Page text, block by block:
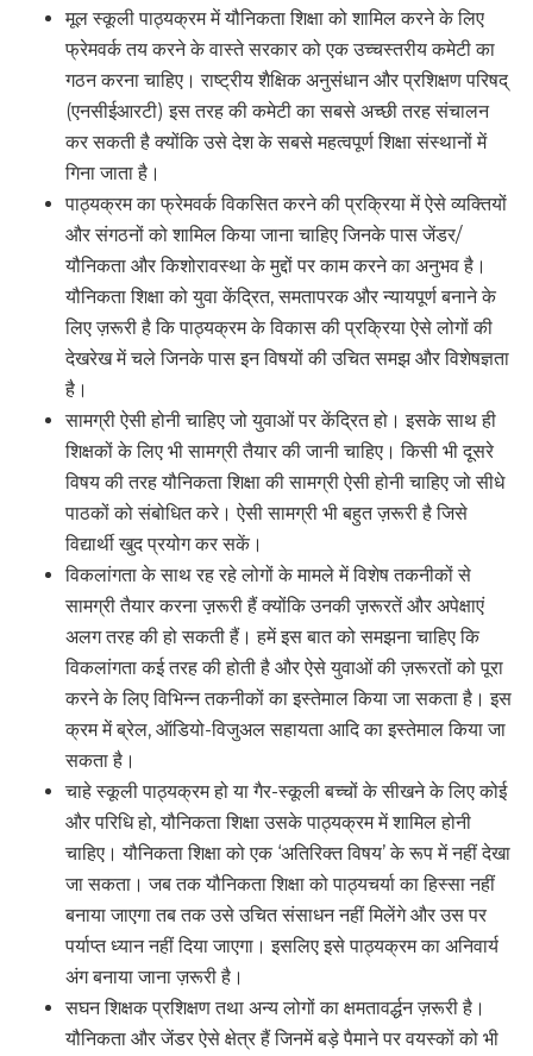
मूल स्कूली पाठ्यक्रम में यौनिकता शिक्षा को शामिल करने के लिए
फ्रेमवर्क तय करने के वास्ते सरकार को एक उच्चस्तरीय कमेटी का
गठन करना चाहिए। राष्ट्रीय शैक्षिक अनुसंधान और प्रशिक्षण परिषद्
(एनसीईआरटी) इस तरह की कमेटी का सबसे अच्छी तरह संचालन
कर सकती है क्योंकि उसे देश के सबसे महत्वपूर्ण शिक्षा संस्थानों में
गिना जाता है।
पाठ्यक्रम का फ्रेमवर्क विकसित करने की प्रक्रिया में ऐसे व्यक्तियों
और संगठनों को शामिल किया जाना चाहिए जिनके पास जेंडर/
यौनिकता और किशोरावस्था के मुद्दों पर काम करने का अनुभव है।
यौनिकता शिक्षा को युवा केंद्रित, समतापरक और न्यायपूर्ण बनाने के
लिए ज़रूरी है कि पाठ्यक्रम के विकास की प्रक्रिया ऐसे लोगों की
देखरेख में चले जिनके पास इन विषयों की उचित समझ और विशेषज्ञता
है।
सामग्री ऐसी होनी चाहिए जो युवाओं पर केंद्रित हो। इसके साथ ही
शिक्षकों के लिए भी सामग्री तैयार की जानी चाहिए। किसी भी दूसरे
विषय की तरह यौनिकता शिक्षा की सामग्री ऐसी होनी चाहिए जो सीधे
पाठकों को संबोधित करे। ऐसी सामग्री भी बहुत ज़रूरी है जिसे
विद्यार्थी खुद प्रयोग कर सकें।
विकलांगता के साथ रह रहे लोगों के मामले में विशेष तकनीकों से
सामग्री तैयार करना ज़़रूरी हैं क्योंकि उनकी ज़़रूरतें और अपेक्षाएं
अलग तरह की हो सकती हैं। हमें इस बात को समझना चाहिए कि
विकलांगता कई तरह की होती है और ऐसे युवाओं की ज़रूरतों को पूरा
करने के लिए विभिन्न तकनीकों का इस्तेमाल किया जा सकता है। इस
क्रम में ब्रेल, ऑडियो-विजुअल सहायता आदि का इस्तेमाल किया जा
सकता है।
चाहे स्कूली पाठ्यक्रम हो या गैर-स्कूली बच्चों के सीखने के लिए कोई
और परिधि हो, यौनिकता शिक्षा उसके पाठ्यक्रम में शामिल होनी
चाहिए। यौनिकता शिक्षा को एक ‘अतिरिक्त विषय’ के रूप में नहीं देखा
जा सकता। जब तक यौनिकता शिक्षा को पाठ्यचर्या का हिस्सा नहीं
बनाया जाएगा तब तक उसे उचित संसाधन नहीं मिलेंगे और उस पर
पर्याप्त ध्यान नहीं दिया जाएगा। इसलिए इसे पाठ्यक्रम का अनिवार्य
अंग बनाया जाना ज़रूरी है।
सघन शिक्षक प्रशिक्षण तथा अन्य लोगों का क्षमतावर्द्धन ज़रूरी है।
यौनिकता और जेंडर ऐसे क्षेत्र हैं जिनमें बड़े पैमाने पर वयस्कों को भी